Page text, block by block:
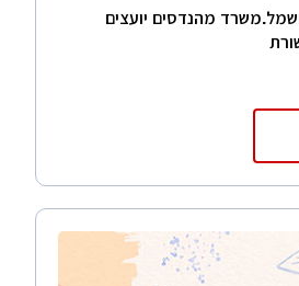
מהנדסים יועצים